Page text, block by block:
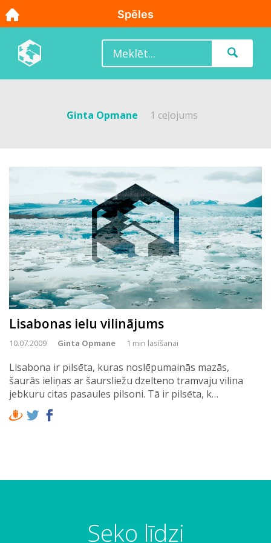
Ginta Opmane 1 ceļojums
Lisabonas ielu vilinājums
10.07.2009 Ginta Opmane 1 min lasīšanai
Lisabona ir pilsēta, kuras noslēpumainās mazās,
šaurās ieliņas ar šaursliežu dzelteno tramvaju vilina
jebkuru citas pasaules pilsoni. Tā ir pilsēta, k…
Seko līdzi